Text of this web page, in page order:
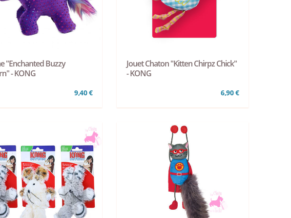
"Enchanted Buzzy
- KONG
9,40 €
Jouet Chaton "Kitten Chirpz Chick"
- KONG
6,90 €